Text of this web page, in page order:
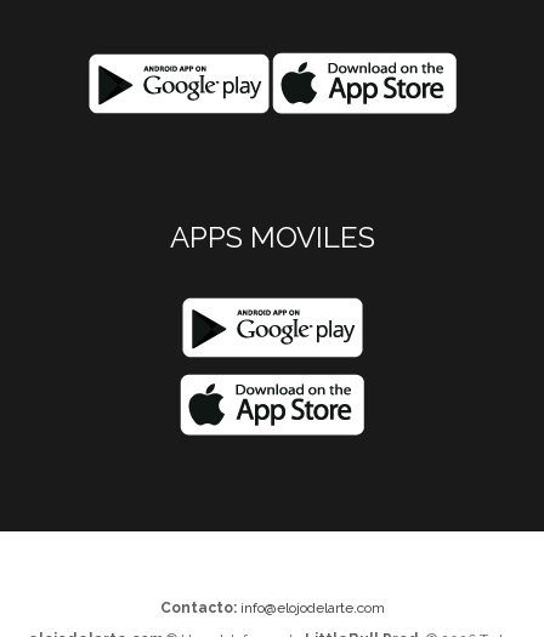
APPS MOVILES
Contacto: info@elojodelarte.com